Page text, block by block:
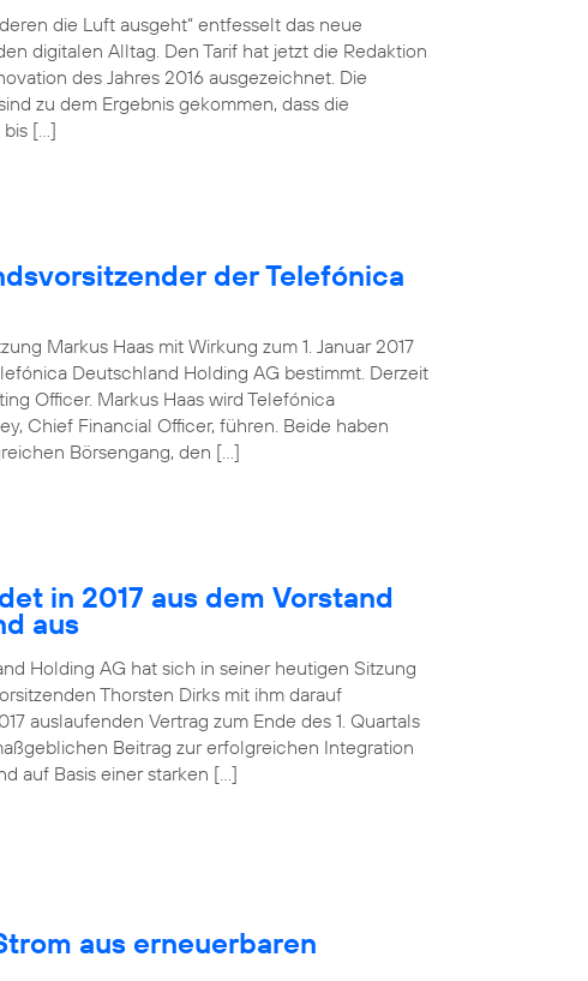
die Luft ausgeht“ entfesselt das neue
digitalen Alltag. Den Tarif hat jetzt die Redaktion
des Jahres 2016 ausgezeichnet. Die
zu dem Ergebnis gekommen, dass die
[…]
der Telefónica
Markus Haas mit Wirkung zum 1. Januar 2017
Deutschland Holding AG bestimmt. Derzeit
Officer. Markus Haas wird Telefónica
Chief Financial Officer, führen. Beide haben
Börsengang, den […]
in 2017 aus dem Vorstand
aus
Holding AG hat sich in seiner heutigen Sitzung
Thorsten Dirks mit ihm darauf
auslaufenden Vertrag zum Ende des 1. Quartals
Beitrag zur erfolgreichen Integration
auf Basis einer starken […]
aus erneuerbaren